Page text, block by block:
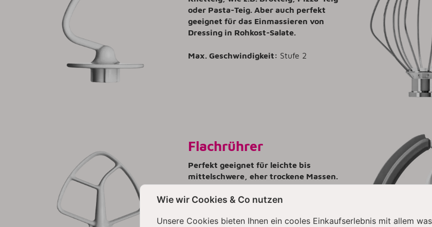
oder Pasta-Teig. Aber auch perfekt
geeignet für das Einmassieren von
Dressing in Rohkost-Salate.
Max. Geschwindigkeit: Stufe 2
Flachrührer
Perfekt geeignet für leichte bis
mittelschwere, eher trockene Massen.
Z.B. für Mürbeteig und Butterstreusel.
Auch zur Kartoffelpüree-Herstellung,
geeignet.
Wie wir Cookies & Co nutzen
Unsere Cookies bieten Ihnen ein cooles Einkaufserlebnis mit allem